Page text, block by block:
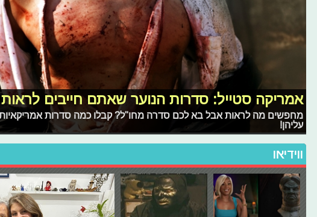
אמריקה סטייל: סדרות הנוער שאתם חייבים לראות
מחפשים מה לראות אבל בא לכם סדרה מחו"ל? קבלו כמה סדרות אמריקאיות
עליהן!
ווידיאו